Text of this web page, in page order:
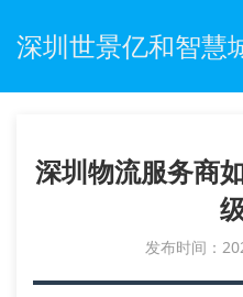
深圳世景亿和智慧
深圳物流服务商
发布时间：